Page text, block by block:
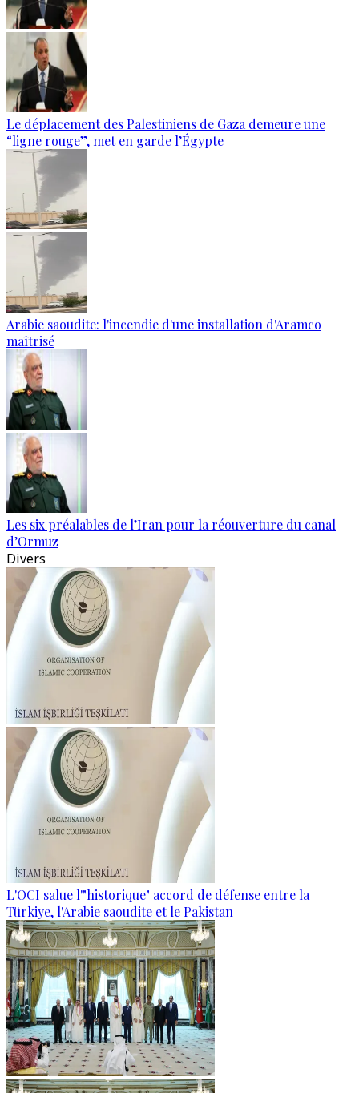
Le déplacement des Palestiniens de Gaza demeure une
“ligne rouge”, met en garde l’Égypte
Arabie saoudite: l'incendie d'une installation d'Aramco
maîtrisé
Les six préalables de l’Iran pour la réouverture du canal
d’Ormuz
Divers
L'OCI salue l'"historique" accord de défense entre la
Türkiye, l'Arabie saoudite et le Pakistan